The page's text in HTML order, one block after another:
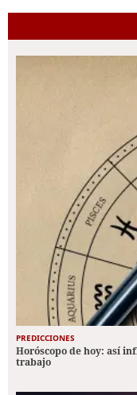
PREDICCIONES
Horóscopo de hoy: así
trabajo